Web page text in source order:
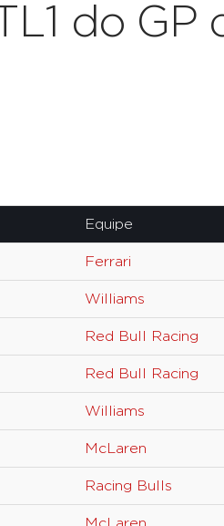
do GP
Equipe
Ferrari
Williams
Red Bull Racing
Red Bull Racing
Williams
McLaren
Racing Bulls